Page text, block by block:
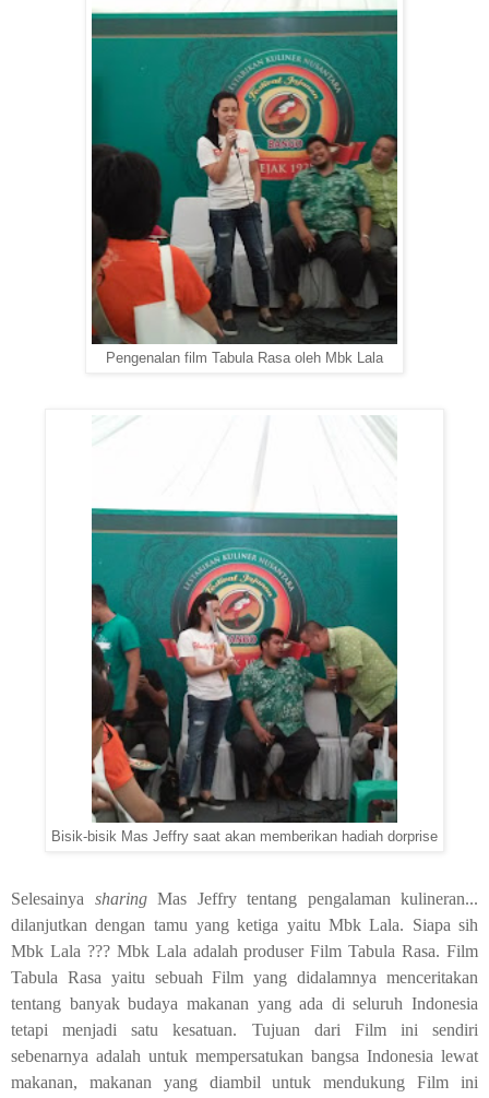
Pengenalan film Tabula Rasa oleh Mbk Lala
Bisik-bisik Mas Jeffry saat akan memberikan hadiah dorprise
Selesainya sharingMas Jeffry tentang pengalaman kulineran...
dilanjutkan dengan tamu yang ketiga yaitu Mbk Lala. Siapa sih
Mbk Lala ??? Mbk Lala adalah produser Film Tabula Rasa. Film
Tabula Rasa yaitu sebuah Film yang didalamnya menceritakan
tentang banyak budaya makanan yang ada di seluruh Indonesia
tetapi menjadi satu kesatuan. Tujuan dari Film ini sendiri
sebenarnya adalah untuk mempersatukan bangsa Indonesia lewat
makanan, makanan yang diambil untuk mendukung Film ini